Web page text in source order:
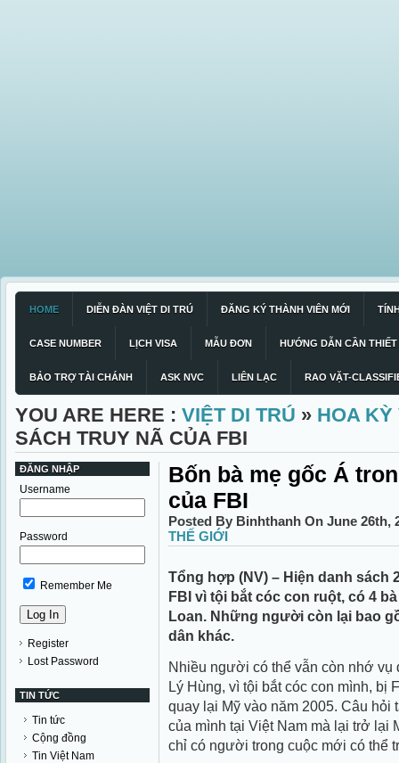
HOME DIỄN ĐÀN VIỆT DI TRÚ ĐĂNG KÝ THÀNH VIÊN MỚI
CASE NUMBER LỊCH VISA MẪU ĐƠN HƯỚNG DẪN CẦN THIẾT
BẢO TRỢ TÀI CHÁNH ASK NVC LIÊN LẠC RAO VẶT-
YOU ARE HERE : VIỆT DI TRÚ » HOA KỲ
SÁCH TRUY NÃ CỦA FBI
ĐĂNG NHẬP
Username
Password
Remember Me
Register
Lost Password
TIN TỨC
Tin tức
Cộng đồng
Tin Việt Nam
Bốn bà mẹ gốc Á
của FBI
Posted By Binhthanh On June 26th,
THẾ GIỚI
Tổng hợp (NV) – Hiện danh sách
FBI vì tội bắt cóc con ruột, có 4
Loan. Những người còn lại bao
dân khác.
Nhiều người có thể vẫn còn nhớ
Lý Hùng, vì tội bắt cóc con mình, bị
quay lại Mỹ vào năm 2005. Câu hỏi
của mình tại Việt Nam mà lại trở lại
chỉ có người trong cuộc mới có thể